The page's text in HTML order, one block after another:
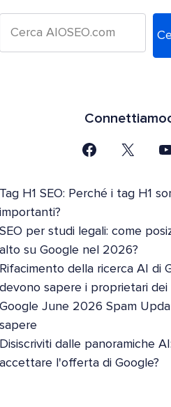
Tag H1 SEO: Perché i tag H1
importanti?
SEO per studi legali: come
alto su Google nel 2026?
Rifacimento della ricerca AI di
devono sapere i proprietari dei
Google June 2026 Spam
sapere
Disiscriviti dalle panoramiche
accettare l'offerta di Google?